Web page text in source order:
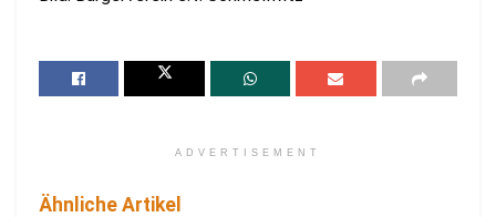
ADVERTISEMENT
Ähnliche Artikel